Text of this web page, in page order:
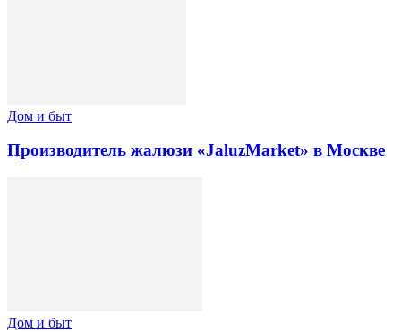
Дом и быт
Производитель жалюзи «JaluzMarket» в Москве
Дом и быт